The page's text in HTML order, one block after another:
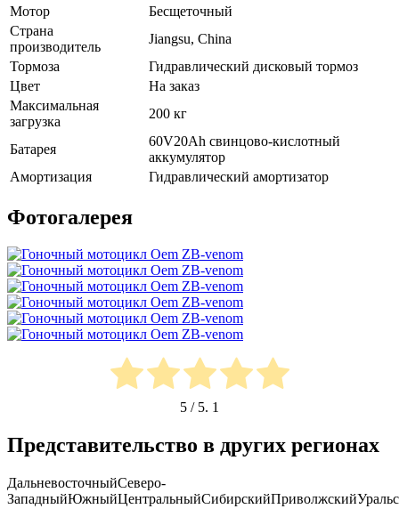
Мотор
Бесщеточный
Страна
производитель
Jiangsu, China
Тормоза
Гидравлический дисковый тормоз
Цвет
На заказ
Максимальная
загрузка
200 кг
Батарея
60V20Ah свинцово-кислотный
аккумулятор
Амортизация
Гидравлический амортизатор
Фотогалерея
5 / 5. 1
Представительство в других регионах
ДальневосточныйСеверо-
ЗападныйЮжныйЦентральныйСибирскийПриволжский